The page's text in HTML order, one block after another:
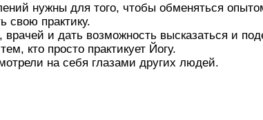
нужны для того, чтобы обменяться
свою практику.
и дать возможность высказаться и
кто просто практикует Йогу.
на себя глазами других людей.